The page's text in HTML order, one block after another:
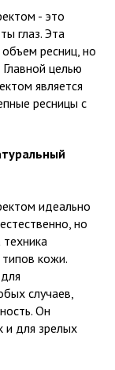
- это
глаз. Эта
ресниц, но
целью
является
ресницы с
идеально
но
кожи.
случаев,
Он
и для зрелых